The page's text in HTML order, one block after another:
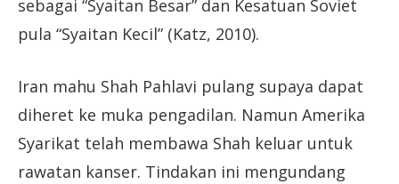
sebagai “Syaitan Besar” dan Kesatuan Soviet
pula “Syaitan Kecil” (Katz, 2010).
Iran mahu Shah Pahlavi pulang supaya dapat
diheret ke muka pengadilan. Namun Amerika
Syarikat telah membawa Shah keluar untuk
rawatan kanser. Tindakan ini mengundang